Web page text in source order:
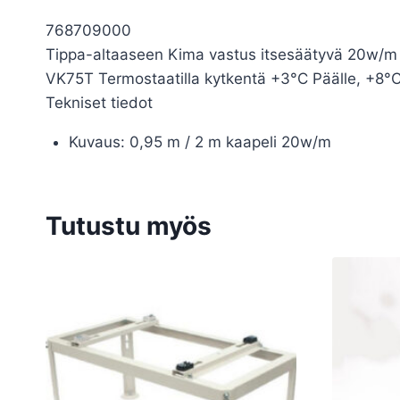
768709000
Tippa-altaaseen Kima vastus itsesäätyvä 20w/m
VK75T Termostaatilla kytkentä +3°C Päälle,
Tekniset tiedot
Kuvaus: 0,95 m / 2 m kaapeli 20w/m
Tutustu myös